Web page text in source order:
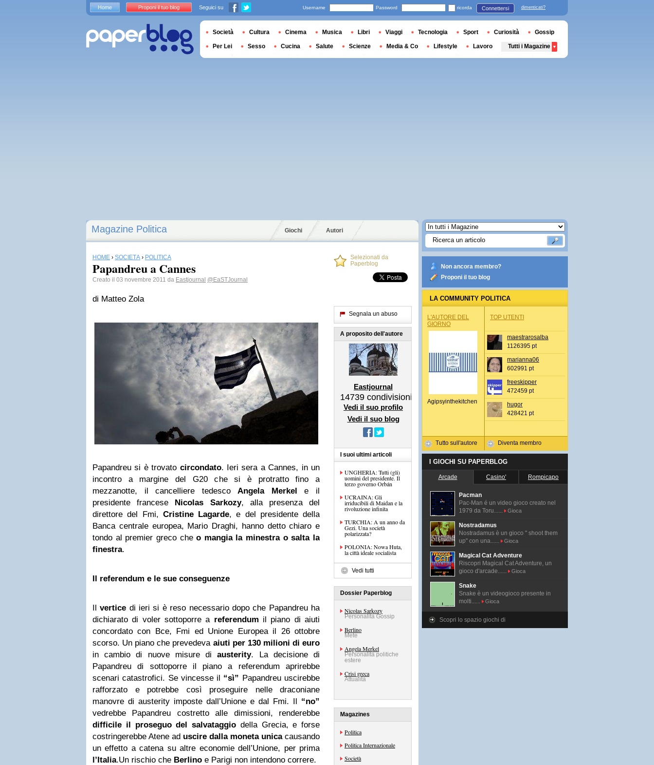
Magazine Politica Giochi Autori
HOME › SOCIETÀ › POLITICA
Papandreu a Cannes
Creato il 03 novembre 2011 da Eastjournal @EaSTJournal
di Matteo Zola
Papandreu si è trovato circondato. Ieri sera a Cannes, in un
incontro a margine del G20 che si è protratto fino a
mezzanotte, il cancelliere tedesco Angela Merkel e il
presidente francese Nicolas Sarkozy, alla presenza del
direttore del Fmi, Cristine Lagarde, e del presidente della
Banca centrale europea, Mario Draghi, hanno detto chiaro e
tondo al premier greco cheo mangia la minestra o salta la
finestra.
Il referendum e le sue conseguenze
Ilvertice di ieri si è reso necessario dopo che Papandreu ha
dichiarato di voler sottoporre a referendum il piano di aiuti
concordato con Bce, Fmi ed Unione Europea il 26 ottobre
scorso. Un piano che prevedevaaiuti per 130 milioni di euro
in cambio di nuove misure diausterity. La decisione di
Papandreu di sottoporre il piano a referendum aprirebbe
scenari catastrofici. Se vincesse il “sì” Papandreu uscirebbe
rafforzato e potrebbe così proseguire nelle draconiane
manovre di austerity imposte dall’Unione e dal Fmi. Il “no”
vedrebbe Papandreu costretto alle dimissioni, renderebbe
difficile il proseguo del salvataggio della Grecia, e forse
costringerebbe Atene ad uscire dalla moneta unicacausando
un effetto a catena su altre economie dell’Unione, per prima
l’Italia.Un rischio che Berlino e Parigi non intendono correre.
Selezionati da
Paperblog
Segnala un abuso
A proposito dell'autore
Eastjournal
14739 condivisioni
Vedi il suo profilo
Vedi il suo blog
I suoi ultimi articoli
UNGHERIA: Tutti (gli)
uomini del presidente. Il
terzo governo Orbán
UCRAINA: Gli
irriducibili di Maidan e la
rivoluzione infinita
TURCHIA: A un anno da
Gezi. Una società
polarizzata?
POLONIA: Nowa Huta,
la città ideale socialista
Vedi tutti
Dossier Paperblog
Nicolas Sarkozy
Personalità Gossip
Berlino
Mete
Angela Merkel
Personalità politiche
estere
Crisi greca
Attualità
Magazines
Politica
Politica Internazionale
Società
Non ancora membro?
Proponi il tuo blog
LA COMMUNITY POLITICA
L'AUTORE DEL
GIORNO
Agipsyinthekitchen
Tutto sull'autore
TOP UTENTI
maestrarosalba
1126395 pt
marianna06
602991 pt
freeskipper
472459 pt
hugor
428421 pt
Diventa membro
I GIOCHI SU PAPERBLOG
Arcade Casino' Rompicapo
Pacman
Pac-Man é un video gioco creato nel
1979 da Toru......
Gioca
Nostradamus
Nostradamus è un gioco " shoot them
up" con una......
Gioca
Magical Cat Adventure
Riscopri Magical Cat Adventure, un
gioco d'arcade......
Gioca
Snake
Snake è un videogioco presente in
molti......
Gioca
Scopri lo spazio giochi di
Home Proponi il tuo blog Seguici su Username Password ricorda Connettersi dimenticati?
Società Cultura Cinema Musica Libri Viaggi Tecnologia Sport Curiosità Gossip
Per Lei Sesso Cucina Salute Scienze Media & Co Lifestyle Lavoro Tutti i Magazine